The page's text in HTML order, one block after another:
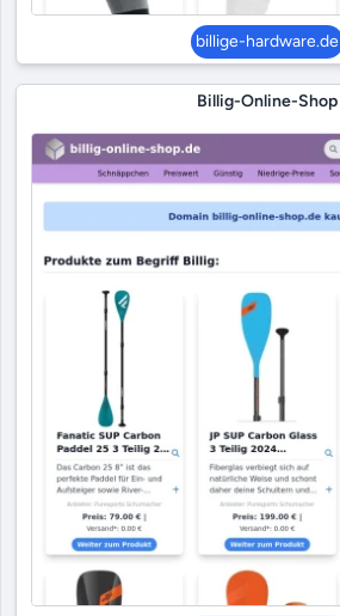
billige-hardware.de
Billig-Online-Shop